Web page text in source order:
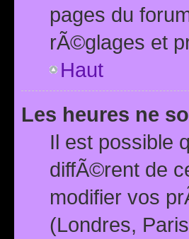
pages du
rÃ©glages et
Haut
Les heures ne
Il est possible
diffÃ©rent de
modifier vos
(Londres,